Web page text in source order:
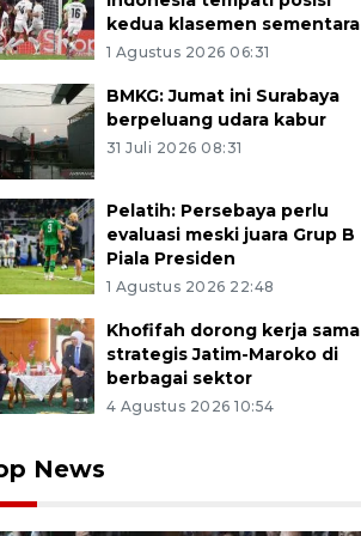
kedua klasemen sementara
1 Agustus 2026 06:31
BMKG: Jumat ini Surabaya
berpeluang udara kabur
31 Juli 2026 08:31
Pelatih: Persebaya perlu
evaluasi meski juara Grup B
Piala Presiden
1 Agustus 2026 22:48
Khofifah dorong kerja sama
strategis Jatim-Maroko di
berbagai sektor
4 Agustus 2026 10:54
News